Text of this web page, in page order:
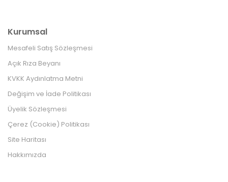
Kurumsal
Mesafeli Satış Sözleşmesi
Açık Rıza Beyanı
KVKK Aydınlatma Metni
Değişim ve İade Politikası
Üyelik Sözleşmesi
Çerez (Cookie) Politikası
Site Haritası
Hakkımızda